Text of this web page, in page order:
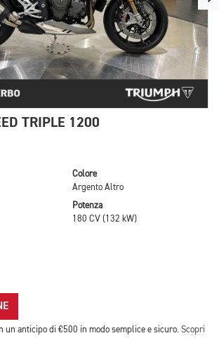
TRIPLE 1200
Colore
Argento Altro
Potenza
180 CV (132 kW)
un anticipo di €500 in modo semplice e sicuro. Scopri